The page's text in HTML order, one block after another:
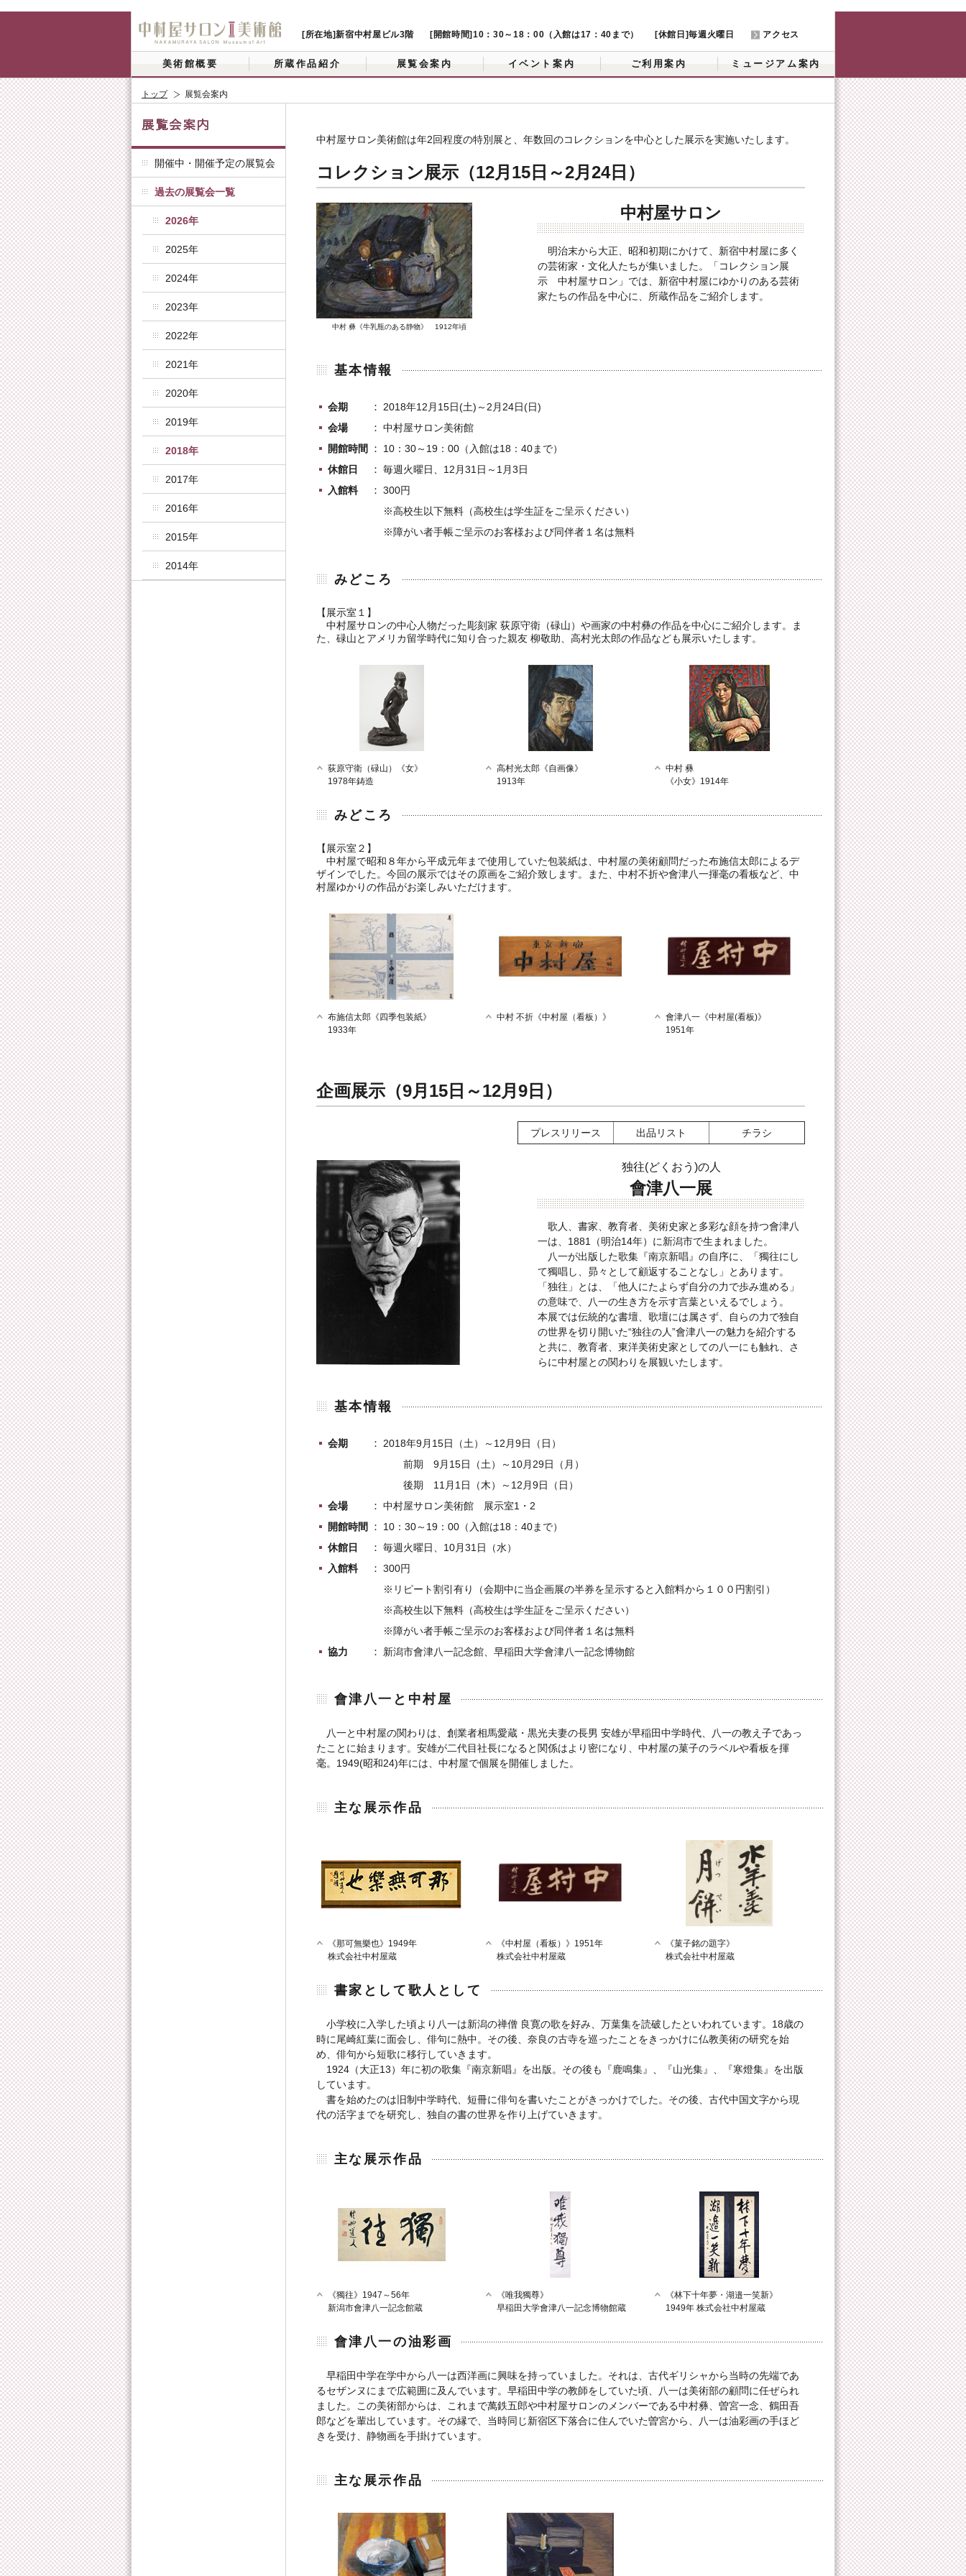
[所在地]新宿中村屋ビル3階 [開館時間]10：30～18：00（入館は17：40まで） [休館日]毎週火曜日 アクセス
美術館概要 所蔵作品紹介 展覧会案内 イベント案内 ご利用案内 ミュージアム案内
トップ 展覧会案内
中村屋サロン美術館は年2回程度の特別展と、年数回のコレクションを中心とした展示を実施いたします。
コレクション展示（12月15日～2月24日）
中村 彝《牛乳瓶のある静物》 1912年頃
中村屋サロン
明治末から大正、昭和初期にかけて、新宿中村屋に多く
の芸術家・文化人たちが集いました。「コレクション展
示 中村屋サロン」では、新宿中村屋にゆかりのある芸術
家たちの作品を中心に、所蔵作品をご紹介します。
基本情報
会期
2018年12月15日(土)～2月24日(日)
会場
中村屋サロン美術館
開館時間
10：30～19：00（入館は18：40まで）
休館日
毎週火曜日、12月31日～1月3日
入館料
300円
※高校生以下無料（高校生は学生証をご呈示ください）
※障がい者手帳ご呈示のお客様および同伴者１名は無料
みどころ
【展示室１】
中村屋サロンの中心人物だった彫刻家 荻原守衛（碌山）や画家の中村彝の作品を中心にご紹介します。ま
た、碌山とアメリカ留学時代に知り合った親友 柳敬助、高村光太郎の作品なども展示いたします。
荻原守衛（碌山）《女》
1978年鋳造
高村光太郎《自画像》
1913年
中村 彝
《小女》1914年
みどころ
【展示室２】
中村屋で昭和８年から平成元年まで使用していた包装紙は、中村屋の美術顧問だった布施信太郎によるデ
ザインでした。今回の展示ではその原画をご紹介致します。また、中村不折や會津八一揮毫の看板など、中
村屋ゆかりの作品がお楽しみいただけます。
布施信太郎《四季包装紙》
1933年
中村 不折《中村屋（看板）》
會津八一《中村屋(看板)》
1951年
企画展示（9月15日～12月9日）
プレスリリース 出品リスト チラシ
独往(どくおう)の人
會津八一展
歌人、書家、教育者、美術史家と多彩な顔を持つ會津八
一は、1881（明治14年）に新潟市で生まれました。
八一が出版した歌集『南京新唱』の自序に、「獨往にし
て獨唱し、昴々として顧返することなし」とあります。
「独往」とは、「他人にたよらず自分の力で歩み進める」
の意味で、八一の生き方を示す言葉といえるでしょう。
本展では伝統的な書壇、歌壇には属さず、自らの力で独自
の世界を切り開いた“独往の人”會津八一の魅力を紹介する
と共に、教育者、東洋美術史家としての八一にも触れ、さ
らに中村屋との関わりを展観いたします。
基本情報
会期
2018年9月15日（土）～12月9日（日）
前期 9月15日（土）～10月29日（月）
後期 11月1日（木）～12月9日（日）
会場
中村屋サロン美術館 展示室1・2
開館時間
10：30～19：00（入館は18：40まで）
休館日
毎週火曜日、10月31日（水）
入館料
300円
※リピート割引有り（会期中に当企画展の半券を呈示すると入館料から１００円割引）
※高校生以下無料（高校生は学生証をご呈示ください）
※障がい者手帳ご呈示のお客様および同伴者１名は無料
協力
新潟市會津八一記念館、早稲田大学會津八一記念博物館
會津八一と中村屋
八一と中村屋の関わりは、創業者相馬愛蔵・黒光夫妻の長男 安雄が早稲田中学時代、八一の教え子であっ
たことに始まります。安雄が二代目社長になると関係はより密になり、中村屋の菓子のラベルや看板を揮
毫。1949(昭和24)年には、中村屋で個展を開催しました。
主な展示作品
《那可無樂也》1949年
株式会社中村屋蔵
《中村屋（看板）》1951年
株式会社中村屋蔵
《菓子銘の題字》
株式会社中村屋蔵
書家として歌人として
小学校に入学した頃より八一は新潟の禅僧 良寛の歌を好み、万葉集を読破したといわれています。18歳の
時に尾崎紅葉に面会し、俳句に熱中。その後、奈良の古寺を巡ったことをきっかけに仏教美術の研究を始
め、俳句から短歌に移行していきます。
1924（大正13）年に初の歌集『南京新唱』を出版。その後も『鹿鳴集』、『山光集』、『寒燈集』を出版
しています。
書を始めたのは旧制中学時代、短冊に俳句を書いたことがきっかけでした。その後、古代中国文字から現
代の活字までを研究し、独自の書の世界を作り上げていきます。
主な展示作品
《獨往》1947～56年
新潟市會津八一記念館蔵
《唯我獨尊》
早稲田大学會津八一記念博物館蔵
《林下十年夢・湖邉一笑新》
1949年 株式会社中村屋蔵
會津八一の油彩画
早稲田中学在学中から八一は西洋画に興味を持っていました。それは、古代ギリシャから当時の先端であ
るセザンヌにまで広範囲に及んでいます。早稲田中学の教師をしていた頃、八一は美術部の顧問に任ぜられ
ました。この美術部からは、これまで萬鉄五郎や中村屋サロンのメンバーである中村彝、曽宮一念、鶴田吾
郎などを輩出しています。その縁で、当時同じ新宿区下落合に住んでいた曽宮から、八一は油彩画の手ほど
きを受け、静物画を手掛けています。
主な展示作品
開催中・開催予定の展覧会
過去の展覧会一覧
2026年
2025年
2024年
2023年
2022年
2021年
2020年
2019年
2018年
2017年
2016年
2015年
2014年